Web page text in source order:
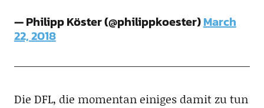
— Philipp Köster (@philippkoester)March
22, 2018
Die DFL, die momentan einiges damit zu tun